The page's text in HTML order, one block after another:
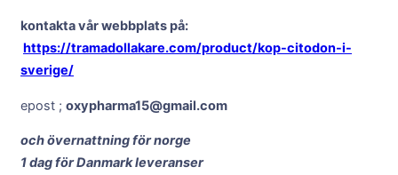
kontakta vår webbplats på:
https://tramadollakare.com/product/kop-citodon-i-
sverige/
epost ; oxypharma15@gmail.com
och övernattning för norge
1 dag för Danmark leveranser